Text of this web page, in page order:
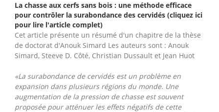
La chasse aux cerfs sans bois : une méthode efficace
pour contrôler la surabondance des cervidés (cliquez ici
pour lire l'article complet)
Cet article présente un résumé d'un chapitre de la thèse
de doctorat d'Anouk Simard Les auteurs sont : Anouk
Simard, Steeve D. Côté, Christian Dussault et Jean Huot
«La surabondance de cervidés est un problème en
expansion dans plusieurs régions du monde. Une
augmentation de la pression de chasse est souvent
proposée pour atténuer les effets négatifs de cette